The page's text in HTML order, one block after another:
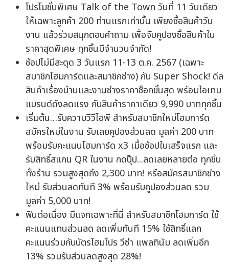
โปรโมชั่นพิเศษ Talk of the Town วันที่ 11 วันเดียว
ให้เฉพาะลูกค้า 200 ท่านแรกเท่านั้น เพียงซื้อสินค้าวัน
งาน แล้วร่วมสนุกตอบคำถาม เพื่อจับคูปองซื้อสินค้าใน
ราคาสุดพิเศษ ทุกชิ้นมีจำนวนจำกัด!
ช้อปไม่มีสะดุด 3 วันแรก 11-13 ต.ค. 2567 (เฉพาะ
สมาชิกโฮมการ์ดและสมาชิกช่าง) กับ Super Shock! ดีล
สินค้าเรื่องบ้านและงานช่างราคาช็อกขั้นสุด พร้อมไอเทม
แบรนด์ดังลดแรง กับสินค้าราคาเดียว 9,990 บาททุกชิ้น
เริ่มต้น…รับความวีวีไอพี สำหรับสมาชิกใหม่โฮมการ์ด
สมัครใหม่ในงาน รับเลยคูปองส่วนลด มูลค่า 200 บาท
พร้อมรับคะแนนโฮมการ์ด x3 เมื่อช้อปใบเสร็จแรก และ
รับสิทธิ์สแกน QR ในงาน กดปุ๊ป...ลดเลยหลายต่อ ทุกชิ้น
ทั้งร้าน รวมสูงสุดถึง 2,300 บาท! หรือสมัครสมาชิกช่าง
ใหม่ รับส่วนลดทันที 3% พร้อมรับคูปองส่วนลด รวม
มูลค่า 5,000 บาท!
ฟินต่อเนื่อง มีแจกเฉพาะที่นี่ สำหรับสมาชิกโฮมการ์ด ใช้
คะแนนแทนส่วนลด ลดเพิ่มทันที 15% ใช้สิทธิ์แลก
คะแนนร่วมกับบัตรโฮมโปร วีซ่า แพลทินัม ลดเพิ่มอีก
13% รวมรับส่วนลดสูงสุด 28%!